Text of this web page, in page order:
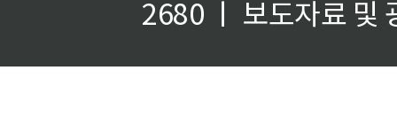
2680 ㅣ 보도자료